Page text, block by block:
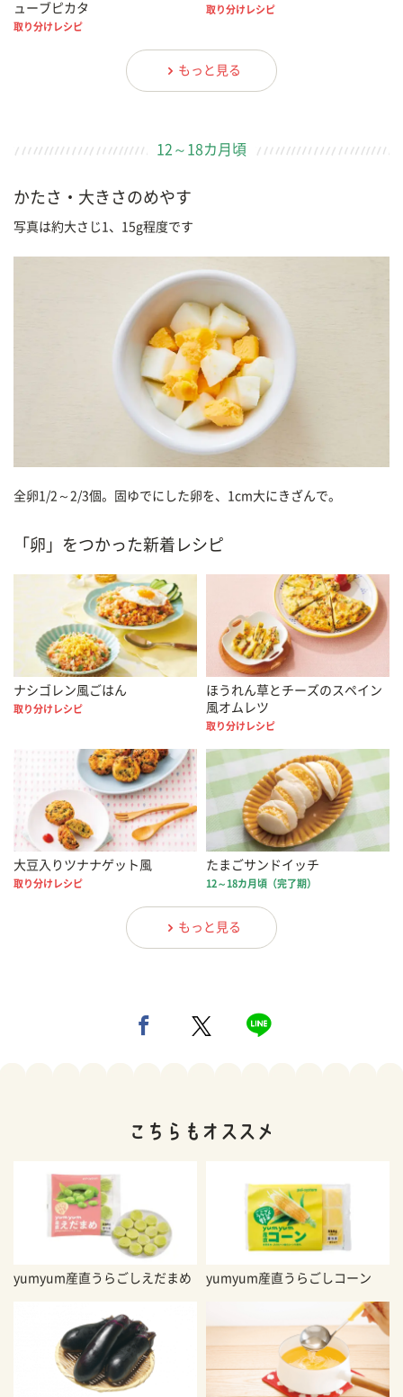
ューブピカタ
取り分けレシピ
取り分けレシピ
もっと見る
12～18カ月頃
かたさ・大きさのめやす
写真は約大さじ1、15g程度です
全卵1/2～2/3個。固ゆでにした卵を、1cm大にきざんで。
「卵」をつかった新着レシピ
ナシゴレン風ごはん
取り分けレシピ
ほうれん草とチーズのスペイン
風オムレツ
取り分けレシピ
大豆入りツナナゲット風
取り分けレシピ
たまごサンドイッチ
12～18カ月頃（完了期）
もっと見る
yumyum産直うらごしえだまめ yumyum産直うらごしコーン